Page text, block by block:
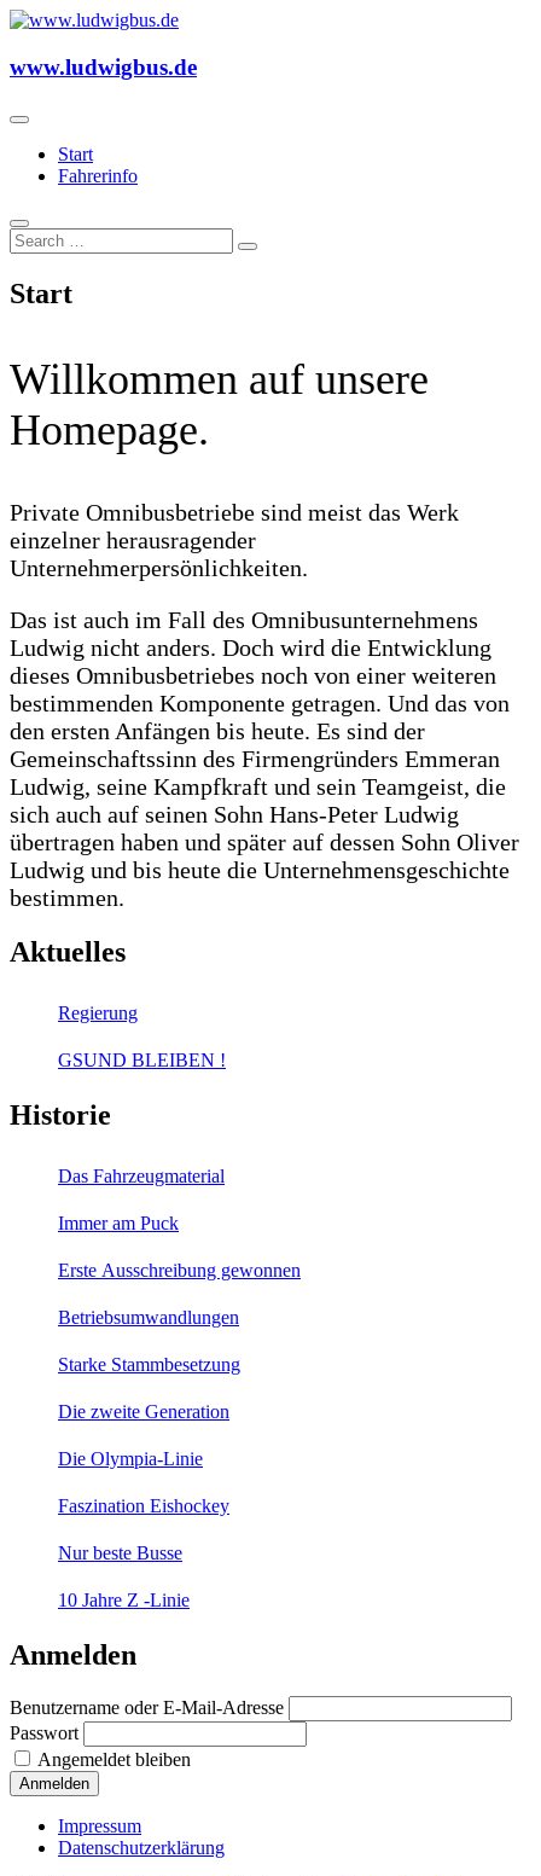
Skip
content
www.ludwigbus.de
www.ludwigbus.de
Start
Fahrerinfo
Start
Willkommen auf unsere
Homepage.
Private Omnibusbetriebe sind meist das Werk
einzelner herausragender
Unternehmerpersönlichkeiten.
Das ist auch im Fall des Omnibusunternehmens
Ludwig nicht anders. Doch wird die Entwicklung
dieses Omnibusbetriebes noch von einer weiteren
bestimmenden Komponente getragen. Und das von
den ersten Anfängen bis heute. Es sind der
Gemeinschaftssinn des Firmengründers Emmeran
Ludwig, seine Kampfkraft und sein Teamgeist, die
sich auch auf seinen Sohn Hans-Peter Ludwig
übertragen haben und später auf dessen Sohn Oliver
Ludwig und bis heute die Unternehmensgeschichte
bestimmen.
Aktuelles
Regierung
GSUND BLEIBEN !
Historie
Das Fahrzeugmaterial
Immer am Puck
Erste Ausschreibung gewonnen
Betriebsumwandlungen
Starke Stammbesetzung
Die zweite Generation
Die Olympia-Linie
Faszination Eishockey
Nur beste Busse
10 Jahre Z -Linie
Anmelden
Benutzername oder E-Mail-Adresse
Passwort
Angemeldet bleiben
Anmelden
Impressum
Datenschutzerklärung